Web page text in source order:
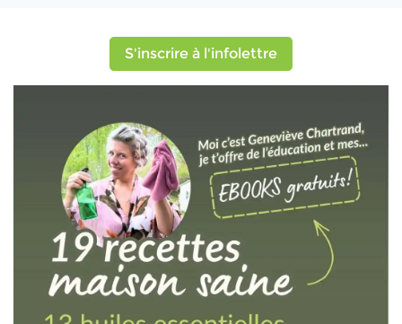
S'inscrire à l'infolettre